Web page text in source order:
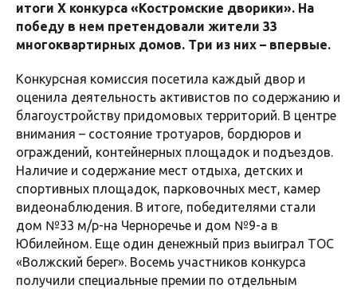
итоги X конкурса «Костромские дворики». На
победу в нем претендовали жители 33
многоквартирных домов. Три из них – впервые.
Конкурсная комиссия посетила каждый двор и
оценила деятельность активистов по содержанию и
благоустройству придомовых территорий. В центре
внимания – состояние тротуаров, бордюров и
ограждений, контейнерных площадок и подъездов.
Наличие и содержание мест отдыха, детских и
спортивных площадок, парковочных мест, камер
видеонаблюдения. В итоге, победителями стали
дом №33 м/р-на Черноречье и дом №9-а в
Юбилейном. Еще один денежный приз выиграл ТОС
«Волжский берег». Восемь участников конкурса
получили специальные премии по отдельным